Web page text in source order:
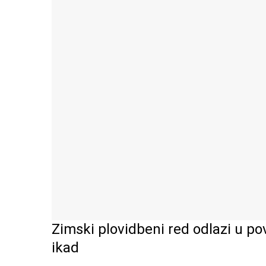
Zimski plovidbeni red odlazi u
ikad